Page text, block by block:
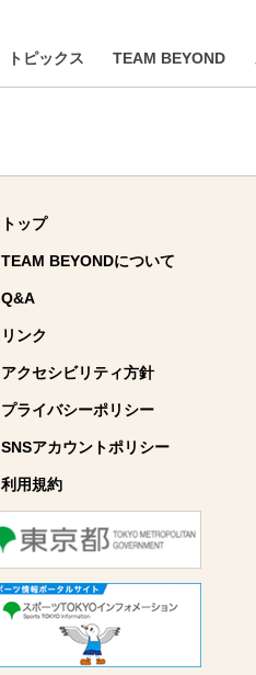
トピックス TEAM BEYOND
トップ
TEAM BEYONDについて
Q&A
リンク
アクセシビリティ方針
プライバシーポリシー
SNSアカウントポリシー
利用規約